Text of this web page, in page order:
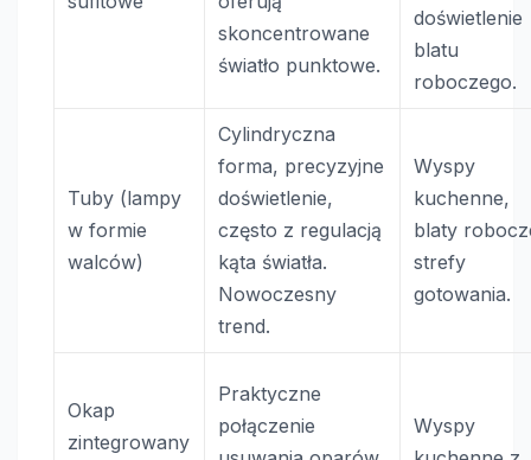
skoncentrowane
światło punktowe.
doświetlenie
blatu
roboczego.
Tuby (lampy
w formie
walców)
Cylindryczna
forma, precyzyjne
doświetlenie,
często z regulacją
kąta światła.
Nowoczesny
trend.
Wyspy
kuchenne,
blaty
strefy
gotowania.
Okap
zintegrowany
Praktyczne
połączenie
Wyspy